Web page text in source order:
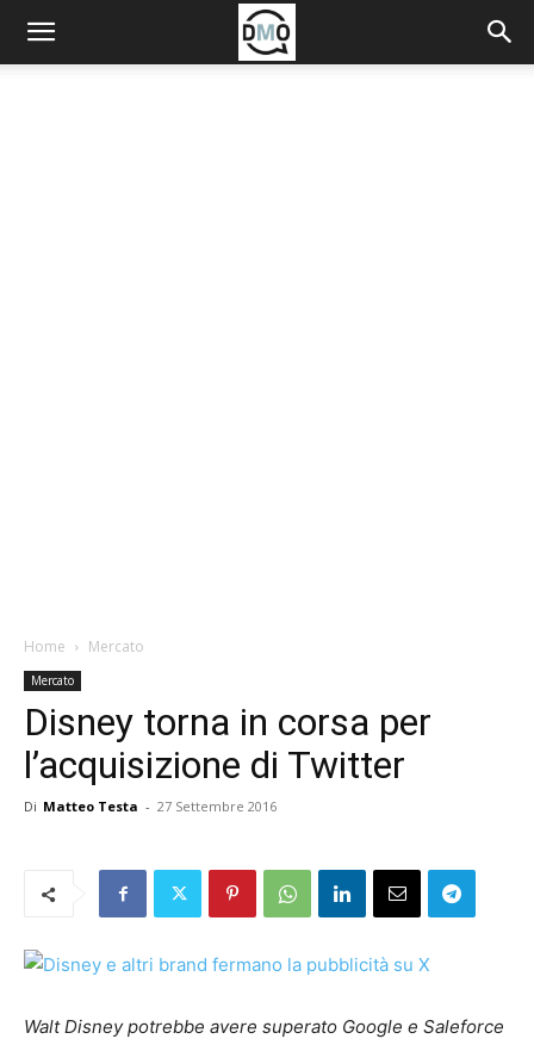
Home Mercato
Mercato
Disney torna in corsa per
l’acquisizione di Twitter
Di Matteo Testa - 27 Settembre 2016
Walt Disney potrebbe avere superato Google e Saleforce